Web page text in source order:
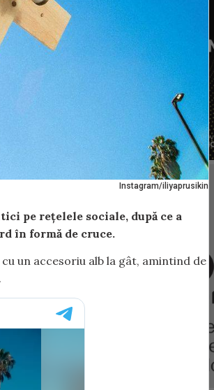
Instagram/iliyaprusikin
pe rețelele sociale, după ce a
în formă de cruce.
un accesoriu alb la gât, amintind de